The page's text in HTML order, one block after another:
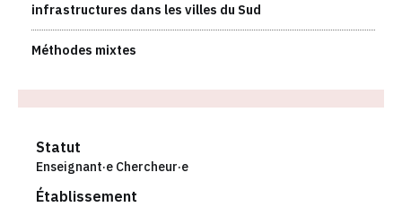
infrastructures dans les villes du Sud
Méthodes mixtes
Statut
Enseignant·e Chercheur·e
Établissement